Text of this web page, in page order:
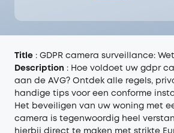
Title : GDPR camera surveillance:
Description : Hoe voldoet uw gdpr
aan de AVG? Ontdek alle regels,
handige tips voor een conforme
Het beveiligen van uw woning met
camera is tegenwoordig heel
hierbij direct te maken met strikte